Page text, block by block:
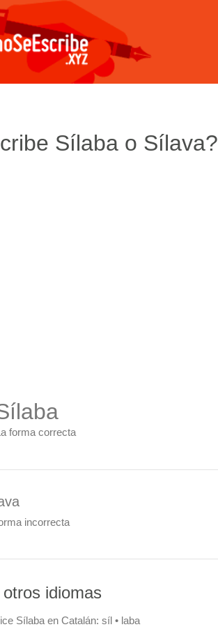
Sílaba o Sílava?
forma correcta
incorrecta
idiomas
Sílaba en Catalán: síl • laba